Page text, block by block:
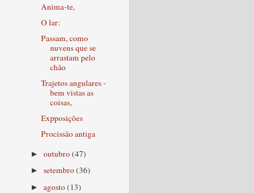
Anima-te,
O lar:
Passam, como
nuvens que se
arrastam pelo
chão
Trajetos angulares -
bem vistas as
coisas,
Expposições
Procissão antiga
►outubro(47)
►setembro(36)
►agosto(13)